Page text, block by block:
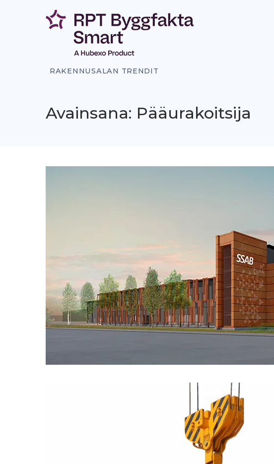
RAKENNUSALAN TRENDIT
Avainsana: Pääurakoitsija